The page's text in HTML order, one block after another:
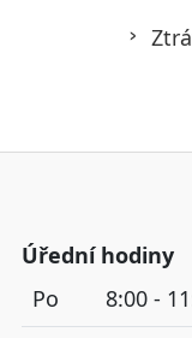
Úřední hodiny
Po
8:00 -